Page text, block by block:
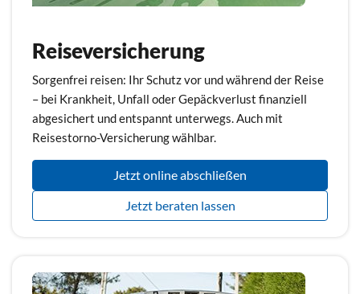
Reiseversicherung
Sorgenfrei reisen: Ihr Schutz vor und während der Reise
– bei Krankheit, Unfall oder Gepäckverlust finanziell
abgesichert und entspannt unterwegs. Auch mit
Reisestorno-Versicherung wählbar.
Jetzt online abschließen
Jetzt beraten lassen